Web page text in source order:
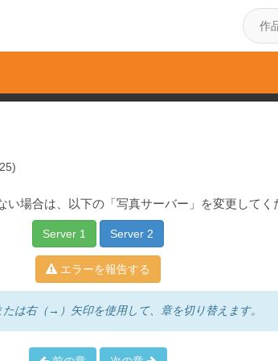
い場合は、以下の「写真サーバー」を変更してく
Server 1 Server 2
エラーを報告する
は右（→）矢印を使用して、章を切り替えます。